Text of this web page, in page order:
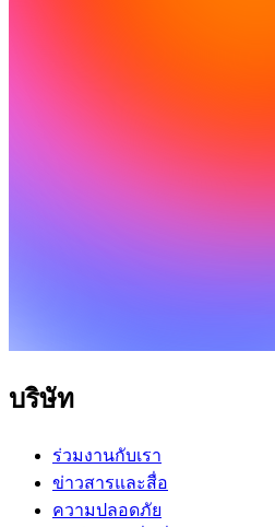
บริษัท
ร่วมงานกับเรา
ข่าวสารและสื่อ
ความปลอดภัย